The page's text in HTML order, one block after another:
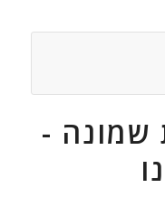
שמונה -